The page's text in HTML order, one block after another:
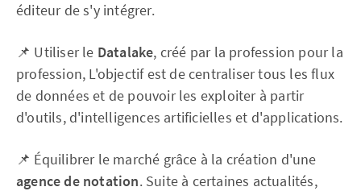
éditeur de s'y intégrer.
📌 Utiliser le Datalake, créé par la profession pour la
profession, L'objectif est de centraliser tous les flux
de données et de pouvoir les exploiter à partir
d'outils, d'intelligences artificielles et d'applications.
📌 Équilibrer le marché grâce à la création d'une
agence de notation. Suite à certaines actualités,